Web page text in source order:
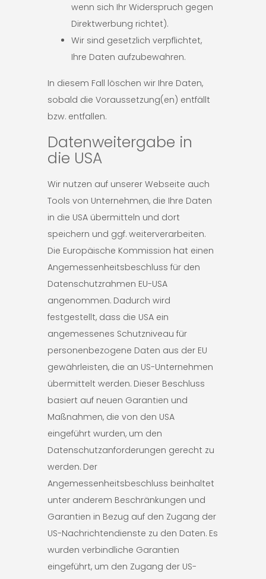
wenn sich Ihr Widerspruch gegen
Direktwerbung richtet).
Wir sind gesetzlich verpflichtet,
Ihre Daten aufzubewahren.
In diesem Fall löschen wir Ihre Daten,
sobald die Voraussetzung(en) entfällt
bzw. entfallen.
Datenweitergabe in
die USA
Wir nutzen auf unserer Webseite auch
Tools von Unternehmen, die Ihre Daten
in die USA übermitteln und dort
speichern und ggf. weiterverarbeiten.
Die Europäische Kommission hat einen
Angemessenheitsbeschluss für den
Datenschutzrahmen EU-USA
angenommen. Dadurch wird
festgestellt, dass die USA ein
angemessenes Schutzniveau für
personenbezogene Daten aus der EU
gewährleisten, die an US-Unternehmen
übermittelt werden. Dieser Beschluss
basiert auf neuen Garantien und
Maßnahmen, die von den USA
eingeführt wurden, um den
Datenschutzanforderungen gerecht zu
werden. Der
Angemessenheitsbeschluss beinhaltet
unter anderem Beschränkungen und
Garantien in Bezug auf den Zugang der
US-Nachrichtendienste zu den Daten. Es
wurden verbindliche Garantien
eingeführt, um den Zugang der US-